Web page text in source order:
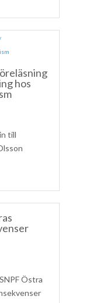
hos
till
Östra